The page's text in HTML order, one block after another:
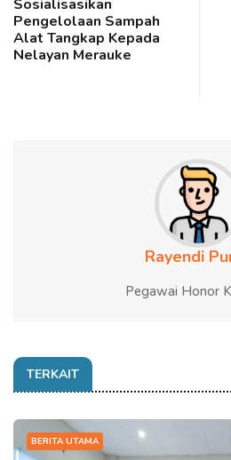
Sosialisasikan
Pengelolaan Sampah
Alat Tangkap Kepada
Nelayan Merauke
Rayendi
Pegawai Honor
TERKAIT
BERITA UTAMA